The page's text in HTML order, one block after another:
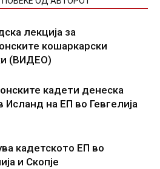
лекција за
кошаркарски
(ВИДЕО)
кадети денеска
Исланд на ЕП во Гевгелија
кадетското ЕП во
и Скопје